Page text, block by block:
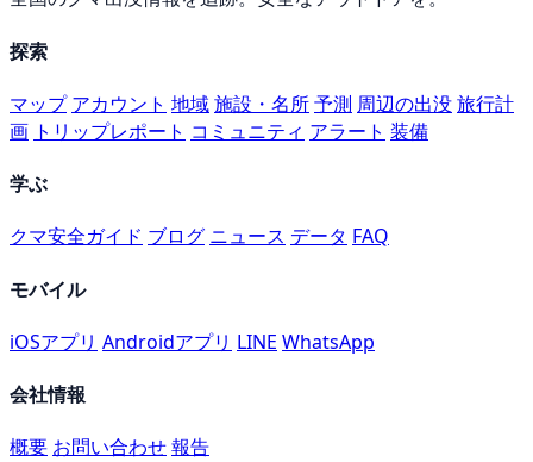
探索
マップ アカウント 地域施設・名所予測 周辺の出没旅行計
画 トリップレポート コミュニティ アラート 装備
学ぶ
クマ安全ガイド ブログ ニュース データ FAQ
モバイル
iOSアプリ Androidアプリ LINE WhatsApp
会社情報
概要 お問い合わせ報告